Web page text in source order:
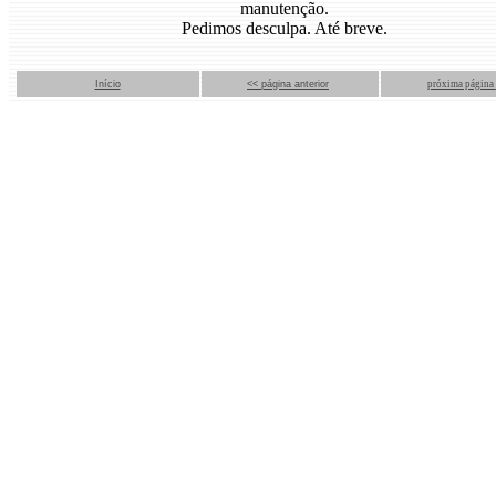
manutenção.
Pedimos desculpa. Até breve.
Início << página anterior próxima página